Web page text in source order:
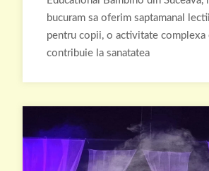
bucuram sa oferim saptamanal
pentru copii, o activitate complexa
contribuie la sanatatea